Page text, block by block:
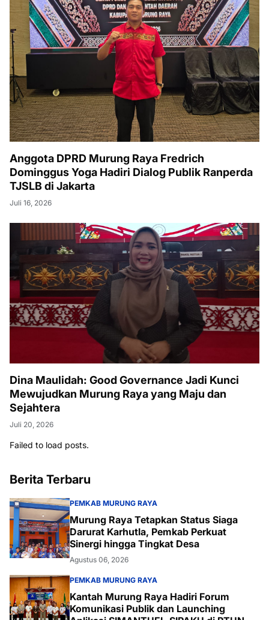
Anggota DPRD Murung Raya Fredrich
Dominggus Yoga Hadiri Dialog Publik Ranperda
TJSLB di Jakarta
Juli 16, 2026
Dina Maulidah: Good Governance Jadi Kunci
Mewujudkan Murung Raya yang Maju dan
Sejahtera
Juli 20, 2026
Failed to load posts.
Berita Terbaru
PEMKAB MURUNG RAYA
Murung Raya Tetapkan Status Siaga
Darurat Karhutla, Pemkab Perkuat
Sinergi hingga Tingkat Desa
Agustus 06, 2026
PEMKAB MURUNG RAYA
Kantah Murung Raya Hadiri Forum
Komunikasi Publik dan Launching